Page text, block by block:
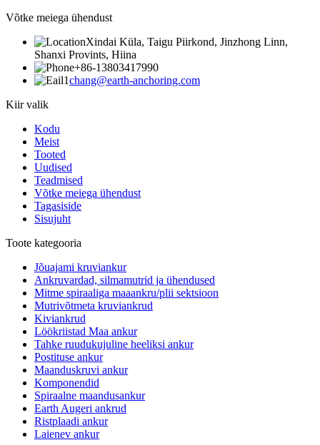
Võtke meiega ühendust
Xindai Küla, Taigu Piirkond, Jinzhong Linn,
Shanxi Provints, Hiina
+86-13803417990
chang@earth-anchoring.com
Kiir valik
Kodu
Meist
Tooted
Uudised
Teadmised
Võtke meiega ühendust
Tagasiside
Sisujuht
Toote kategooria
Jõuajami kruviankur
Ankruvardad, silmamutrid ja ühendused
Mitme spiraaliga maaankru/plii sektsioon
Mutrivõtmeta kruviankrud
Kiviankrud
Löökriistad Maa ankur
Tahke ruudukujuline heeliksi ankur
Postituse ankur
Maanduskruvi ankur
Komponendid
Spiraalne maandusankur
Earth Augeri ankrud
Ristplaadi ankur
Laienev ankur